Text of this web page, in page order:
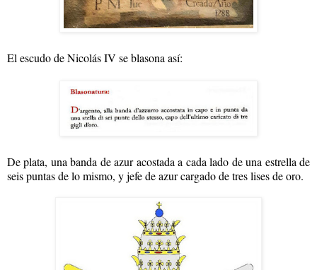
El escudo de Nicolás IV se blasona así:
De plata, una banda de azur acostada a cada lado de una estrella de
seis puntas de lo mismo, y jefe de azur cargado de tres lises de oro.